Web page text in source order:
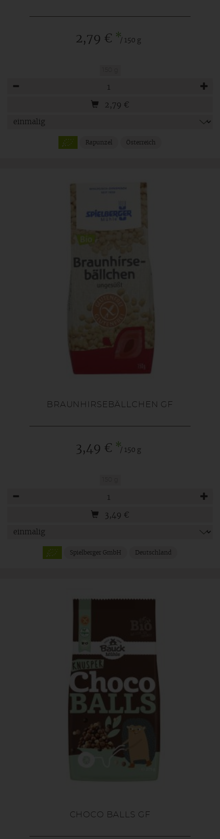
2,79 € */ 150 g
2,79 €
Rapunzel Österreich
BRAUNHIRSEBÄLLCHEN GF
3,49 € */ 150 g
3,49 €
Spielberger GmbH Deutschland
CHOCO BALLS GF